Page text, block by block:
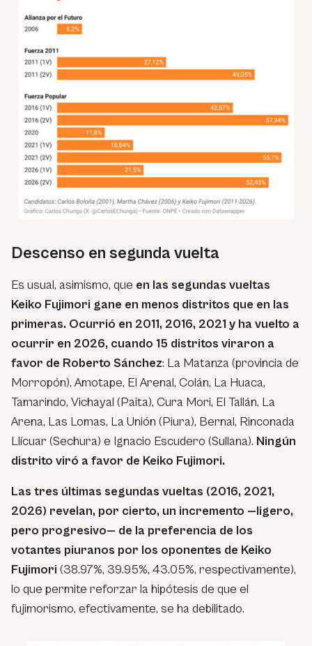
Descenso en segunda vuelta
Es usual, asimismo, que en las segundas vueltas
Keiko Fujimori gane en menos distritos que en las
primeras. Ocurrió en 2011, 2016, 2021 y ha vuelto a
ocurrir en 2026, cuando 15 distritos viraron a
favor de Roberto Sánchez: La Matanza (provincia de
Morropón), Amotape, El Arenal, Colán, La Huaca,
Tamarindo, Vichayal (Paita), Cura Mori, El Tallán, La
Arena, Las Lomas, La Unión (Piura), Bernal, Rinconada
Llícuar (Sechura) e Ignacio Escudero (Sullana). Ningún
distrito viró a favor de Keiko Fujimori.
Las tres últimas segundas vueltas (2016, 2021,
2026) revelan, por cierto, un incremento —ligero,
pero progresivo— de la preferencia de los
votantes piuranos por los oponentes de Keiko
Fujimori (38.97%, 39.95%, 43.05%, respectivamente),
lo que permite reforzar la hipótesis de que el
fujimorismo, efectivamente, se ha debilitado.